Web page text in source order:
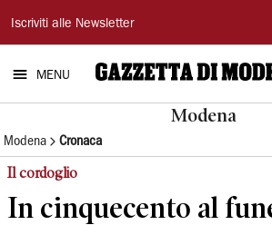
Gazzetta
di
Modena
Iscriviti alle Newsletter
MENU
Modena
Modena Cronaca
Il cordoglio
In cinquecento al